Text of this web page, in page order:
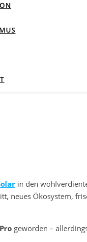
in den
neues Ökosystem,
geworden –